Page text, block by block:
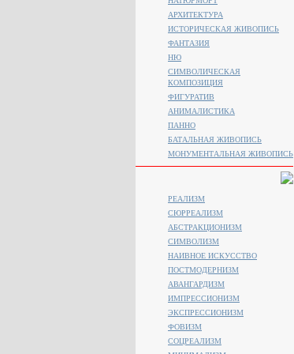
АРХИТЕКТУРА
ИСТОРИЧЕСКАЯ ЖИВОПИСЬ
ФАНТАЗИЯ
НЮ
СИМВОЛИЧЕСКАЯ
КОМПОЗИЦИЯ
ФИГУРАТИВ
АНИМАЛИСТИКA
ПАННО
БАТАЛЬНАЯ ЖИВОПИСЬ
МОНУМЕНТАЛЬНАЯ ЖИВОПИСЬ
РЕАЛИЗМ
СЮРРЕАЛИЗМ
АБСТРАКЦИОНИЗМ
СИМВОЛИЗМ
НАИВНОЕ ИСКУССТВО
ПОСТМОДЕРНИЗМ
АВАНГАРДИЗМ
ИМПРЕССИОНИЗМ
ЭКСПРЕССИОНИЗМ
ФОВИЗМ
СОЦРЕАЛИЗМ